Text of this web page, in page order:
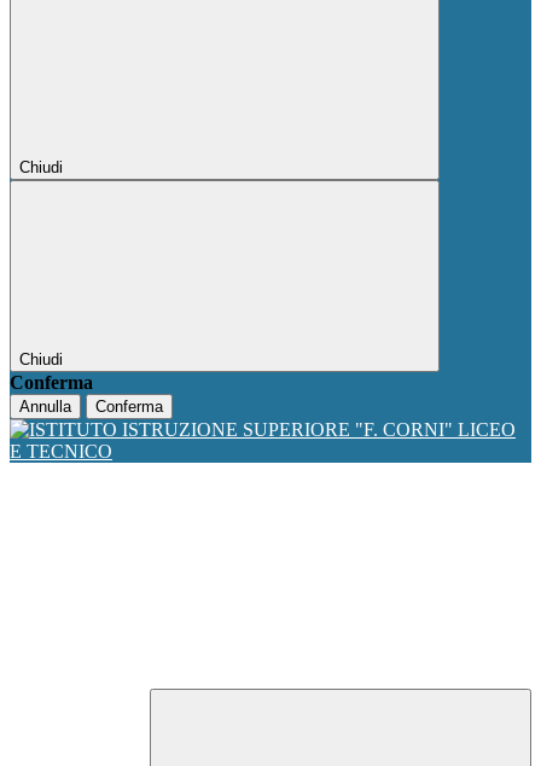
Chiudi
Chiudi
Conferma
Annulla Conferma